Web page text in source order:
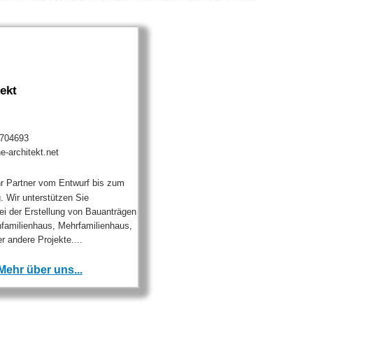
architekt.net
Partner vom Entwurf bis zum
Wir unterstützen Sie
der Erstellung von Bauanträgen
Mehrfamilienhaus,
andere Projekte....
über uns...